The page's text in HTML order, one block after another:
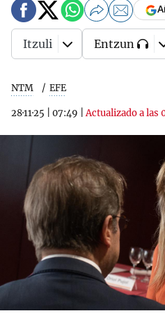
NTM EFE
28·11·25 07:49 |Actualizado a las
Itzuli Entzun